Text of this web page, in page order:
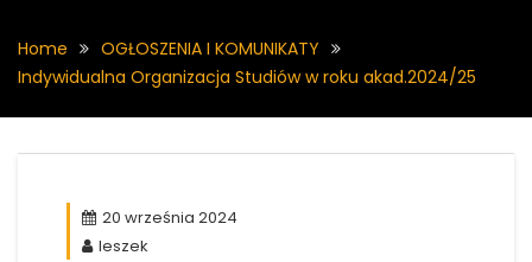
Home
OGŁOSZENIA I KOMUNIKATY
Indywidualna Organizacja Studiów w roku akad.2024/25
20 września 2024
leszek